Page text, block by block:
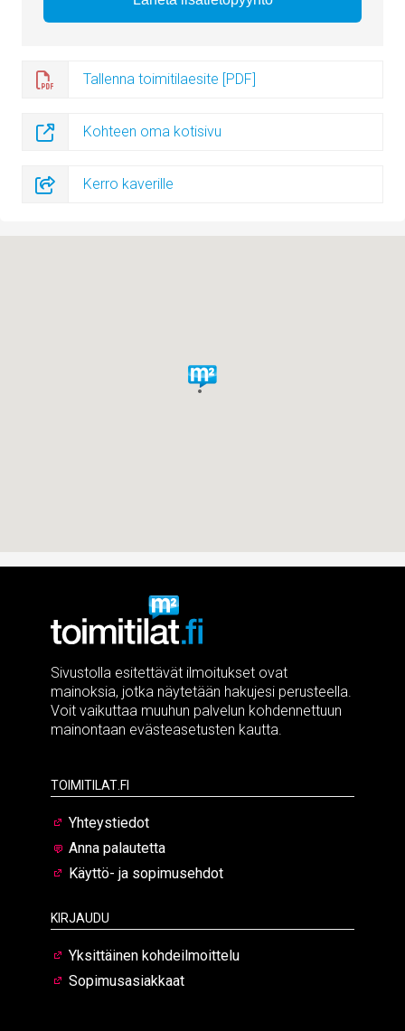
Tallenna toimitilaesite [PDF]
Kohteen oma kotisivu
Kerro kaverille
Sivustolla esitettävät ilmoitukset ovat
mainoksia, jotka näytetään hakujesi perusteella.
Voit vaikuttaa muuhun palvelun kohdennettuun
mainontaan evästeasetusten kautta.
Toimitilat.fi
Yhteystiedot
Anna palautetta
Käyttö- ja sopimusehdot
Kirjaudu
Yksittäinen kohdeilmoittelu
Sopimusasiakkaat